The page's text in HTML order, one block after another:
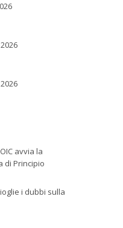
avvia la
di Principio
i dubbi sulla